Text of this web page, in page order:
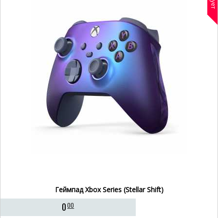
Геймпад Xbox Series (Stellar Shift)
000